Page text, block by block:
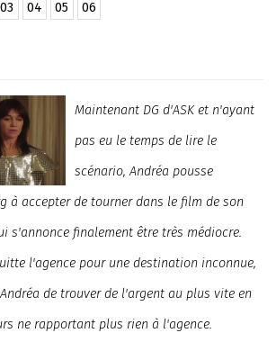
03 04 05 06
Maintenant DG d'ASK et n'ayant
pas eu le temps de lire le
scénario, Andréa pousse
à accepter de tourner dans le film de son
s'annonce finalement être très médiocre.
l'agence pour une destination inconnue,
de trouver de l'argent au plus vite en
ne rapportant plus rien à l'agence.